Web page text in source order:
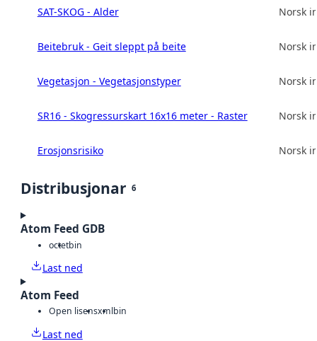
SAT-SKOG - Alder Norsk
Beitebruk - Geit sleppt på beite Norsk
Vegetasjon - Vegetasjonstyper Norsk
SR16 - Skogressurskart 16x16 meter - Raster Norsk
Erosjonsrisiko Norsk
Distribusjonar 6
Atom Feed GDB
octetbin
Last ned
Atom Feed
Open lisensxmlbin
Last ned